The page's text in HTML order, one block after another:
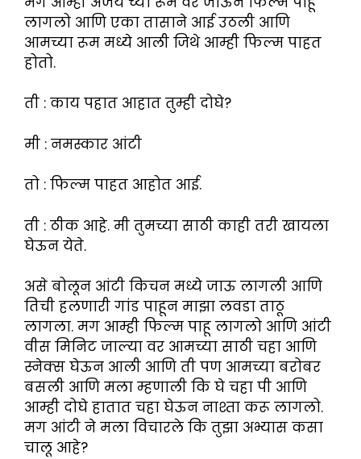
लागलो आणि एका तासाने आई उठली आणि
आमच्या रूम मध्ये आली जिथे आम्ही फिल्म पाहत
होतो.
ती : काय पहात आहात तुम्ही दोघे?
मी : नमस्कार आंटी
तो : फिल्म पाहत आहोत आई.
ती : ठीक आहे. मी तुमच्या साठी काही तरी खायला
घेऊन येते.
असे बोलून आंटी किचन मध्ये जाऊ लागली आणि
तिची हलणारी गांड पाहून माझा लवडा ताठू
लागला. मग आम्ही फिल्म पाहू लागलो आणि आंटी
वीस मिनिट जाल्या वर आमच्या साठी चहा आणि
स्नेक्स घेऊन आली आणि ती पण आमच्या बरोबर
बसली आणि मला म्हणाली कि घे चहा पी आणि
आम्ही दोघे हातात चहा घेऊन नाश्ता करू लागलो.
मग आंटी ने मला विचारले कि तुझा अभ्यास कसा
चालू आहे?